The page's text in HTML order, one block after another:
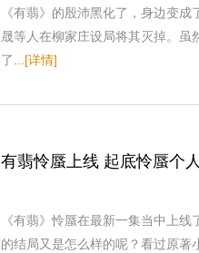
《有翡》的殷沛黑化了，身边变
晟等人在柳家庄设局将其灭掉。虽
了...[详情]
有翡怜蜃上线 起底怜蜃个
《有翡》怜蜃在最新一集当中上
的结局又是怎么样的呢？看过原著